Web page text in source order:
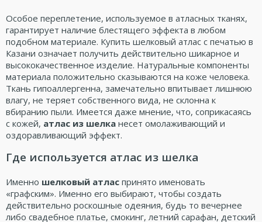
Особое переплетение, используемое в атласных тканях,
гарантирует наличие блестящего эффекта в любом
подобном материале. Купить шелковый атлас с печатью в
Казани означает получить действительно шикарное и
высококачественное изделие. Натуральные компоненты
материала положительно сказываются на коже человека.
Ткань гипоаллергенна, замечательно впитывает лишнюю
влагу, не теряет собственного вида, не склонна к
вбиранию пыли. Имеется даже мнение, что, соприкасаясь
с кожей, атлас из шелка несет омолаживающий и
оздоравливающий эффект.
Где используется атлас из шелка
Именно шелковый атлас принято именовать
«графским». Именно его выбирают, чтобы создать
действительно роскошные одеяния, будь то вечернее
либо свадебное платье, смокинг, летний сарафан, детский